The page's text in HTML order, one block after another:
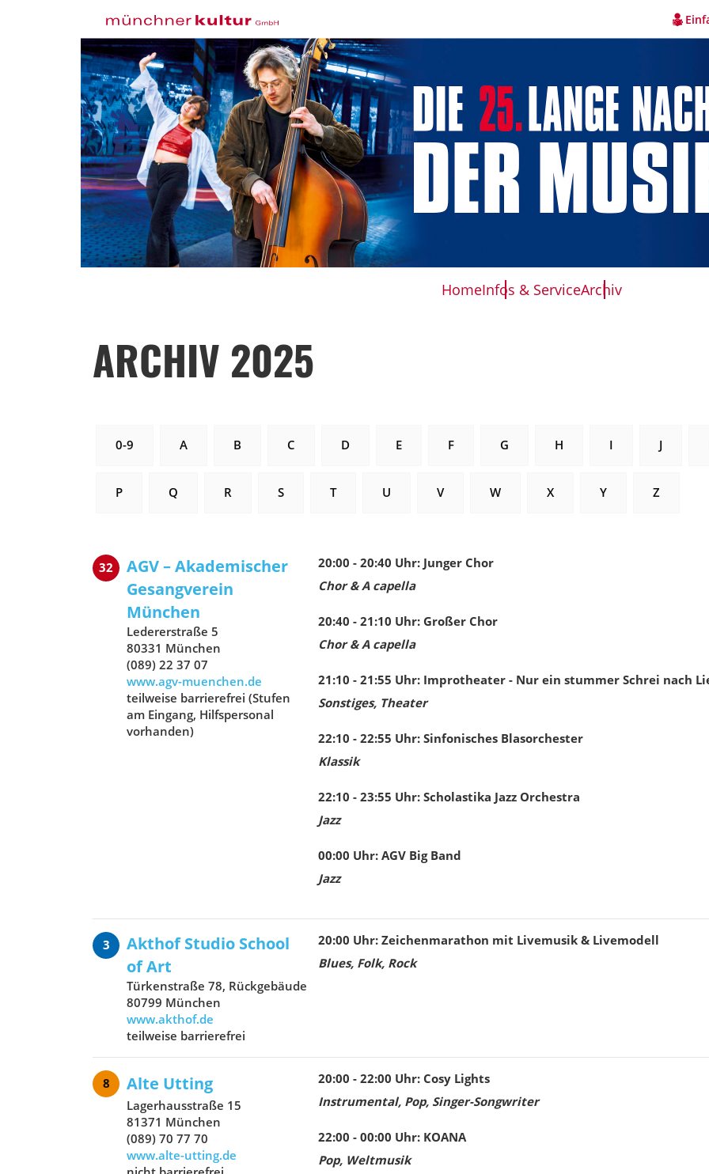
HomeInfos & ServiceArchiv
ARCHIV 2025
0-9 A B C D E F G H I J
P Q R S T U V W X Y Z
32
AGV – Akademischer
Gesangverein
München
Ledererstraße 5
80331 München
(089) 22 37 07
www.agv-muenchen.de
teilweise barrierefrei (Stufen
am Eingang, Hilfspersonal
vorhanden)
20:00 - 20:40 Uhr: Junger Chor
Chor & A capella
20:40 - 21:10 Uhr: Großer Chor
Chor & A capella
21:10 - 21:55 Uhr: Improtheater - Nur ein stummer Schrei nach
Sonstiges, Theater
22:10 - 22:55 Uhr: Sinfonisches Blasorchester
Klassik
22:10 - 23:55 Uhr: Scholastika Jazz Orchestra
Jazz
00:00 Uhr: AGV Big Band
Jazz
3
Akthof Studio School
of Art
Türkenstraße 78, Rückgebäude
80799 München
www.akthof.de
teilweise barrierefrei
20:00 Uhr: Zeichenmarathon mit Livemusik & Livemodell
Blues, Folk, Rock
8 Alte Utting
Lagerhausstraße 15
81371 München
(089) 70 77 70
www.alte-utting.de
20:00 - 22:00 Uhr: Cosy Lights
Instrumental, Pop, Singer-Songwriter
22:00 - 00:00 Uhr: KOANA
Pop, Weltmusik